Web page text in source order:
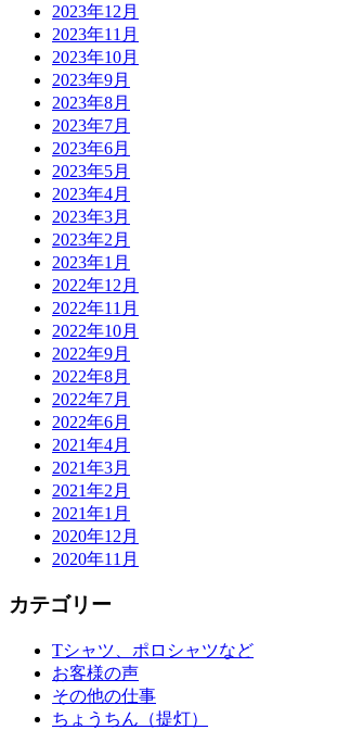
2023年12月
2023年11月
2023年10月
2023年9月
2023年8月
2023年7月
2023年6月
2023年5月
2023年4月
2023年3月
2023年2月
2023年1月
2022年12月
2022年11月
2022年10月
2022年9月
2022年8月
2022年7月
2022年6月
2021年4月
2021年3月
2021年2月
2021年1月
2020年12月
2020年11月
カテゴリー
Tシャツ、ポロシャツなど
お客様の声
その他の仕事
ちょうちん（提灯）